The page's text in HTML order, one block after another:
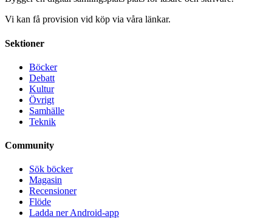
Vi kan få provision vid köp via våra länkar.
Sektioner
Böcker
Debatt
Kultur
Övrigt
Samhälle
Teknik
Community
Sök böcker
Magasin
Recensioner
Flöde
Ladda ner Android-app